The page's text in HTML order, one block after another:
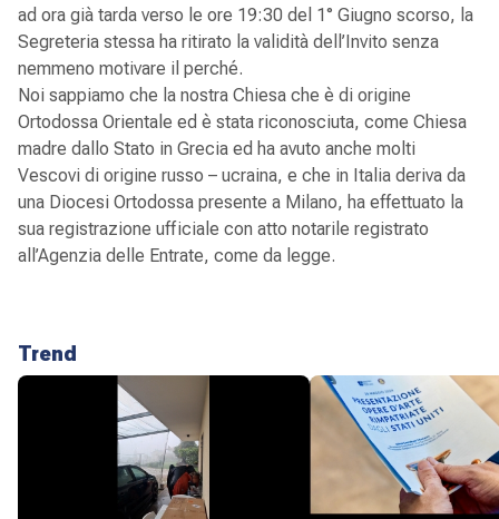
ad ora già tarda verso le ore 19:30 del 1° Giugno scorso, la
Segreteria stessa ha ritirato la validità dell’Invito senza
nemmeno motivare il perché.
Noi sappiamo che la nostra Chiesa che è di origine
Ortodossa Orientale ed è stata riconosciuta, come Chiesa
madre dallo Stato in Grecia ed ha avuto anche molti
Vescovi di origine russo – ucraina, e che in Italia deriva da
una Diocesi Ortodossa presente a Milano, ha effettuato la
sua registrazione ufficiale con atto notarile registrato
all’Agenzia delle Entrate, come da legge.
Trend